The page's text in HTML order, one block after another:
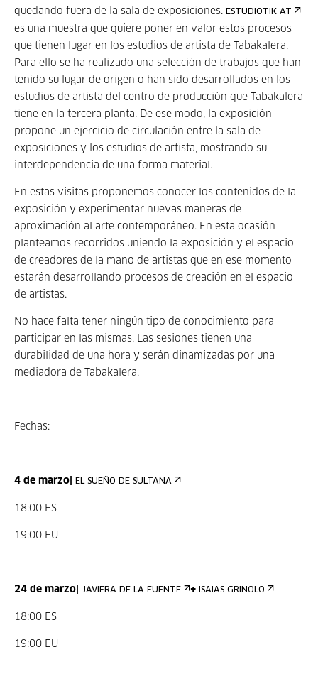
quedando fuera de la sala de exposiciones. ESTUDIOTIK AT
es una muestra que quiere poner en valor estos procesos
que tienen lugar en los estudios de artista de Tabakalera.
Para ello se ha realizado una selección de trabajos que han
tenido su lugar de origen o han sido desarrollados en los
estudios de artista del centro de producción que Tabakalera
tiene en la tercera planta. De ese modo, la exposición
propone un ejercicio de circulación entre la sala de
exposiciones y los estudios de artista, mostrando su
interdependencia de una forma material.
En estas visitas proponemos conocer los contenidos de la
exposición y experimentar nuevas maneras de
aproximación al arte contemporáneo. En esta ocasión
planteamos recorridos uniendo la exposición y el espacio
de creadores de la mano de artistas que en ese momento
estarán desarrollando procesos de creación en el espacio
de artistas.
No hace falta tener ningún tipo de conocimiento para
participar en las mismas. Las sesiones tienen una
durabilidad de una hora y serán dinamizadas por una
mediadora de Tabakalera.
Fechas:
4 de marzo| EL SUEÑO DE SULTANA
18:00 ES
19:00 EU
24 de marzo| JAVIERA DE LA FUENTE + ISAIAS GRINOLO
18:00 ES
19:00 EU